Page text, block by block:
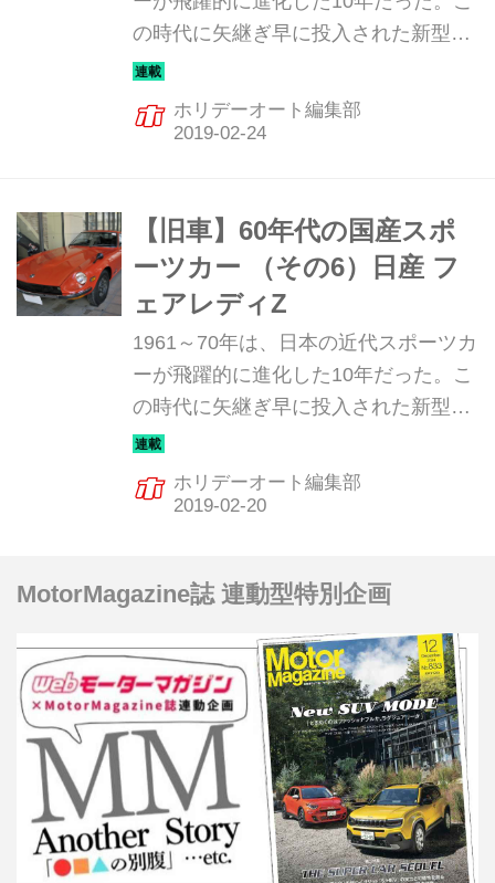
の時代に矢継ぎ早に投入された新型ス
ポーツカーは、まさに日本の自動車技
術の進化の歴史と言っていい。そんな
飛躍の10年を彩った珠玉のマシンを振
ホリデーオート編集部
【旧車】60年代の国産スポ
ーツカー （その6）日産 フ
ェアレディZ
1961～70年は、日本の近代スポーツカ
ーが飛躍的に進化した10年だった。こ
の時代に矢継ぎ早に投入された新型ス
ポーツカーは、まさに日本の自動車技
術の進化の歴史と言っていい。そんな
飛躍の10年を彩った珠玉のマシンを振
ホリデーオート編集部
MotorMagazine誌 連動型特別企画